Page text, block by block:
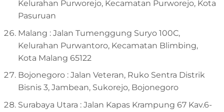
Kelurahan Purworejo, Kecamatan Purworejo, Kota
Pasuruan
Malang : Jalan Tumenggung Suryo 100C,
Kelurahan Purwantoro, Kecamatan Blimbing,
Kota Malang 65122
Bojonegoro : Jalan Veteran, Ruko Sentra Distrik
Bisnis 3, Jambean, Sukorejo, Bojonegoro
Surabaya Utara : Jalan Kapas Krampung 67 Kav.6-